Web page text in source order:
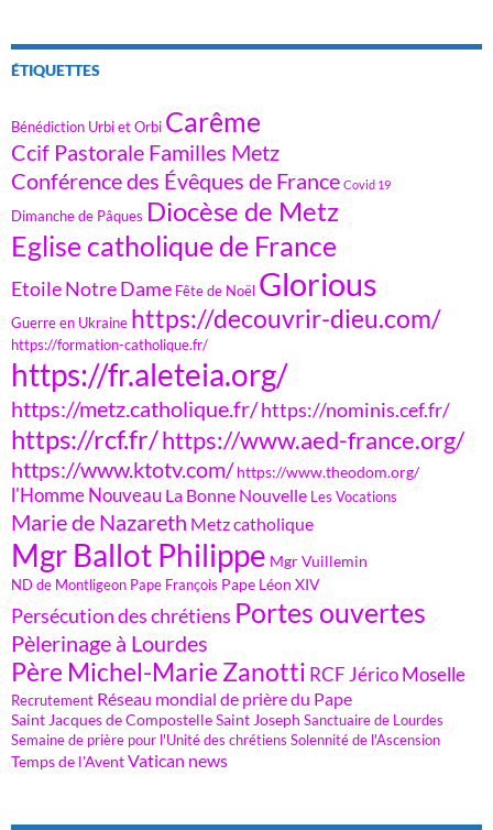
ÉTIQUETTES
Bénédiction Urbi et Orbi Carême
Ccif Pastorale Familles Metz
Conférence des Évêques de France Covid 19
Dimanche de Pâques Diocèse de Metz
Eglise catholique de France
Etoile Notre Dame Fête de Noël Glorious
Guerre en Ukraine https://decouvrir-dieu.com/
https://formation-catholique.fr/
https://fr.aleteia.org/
https://metz.catholique.fr/https://nominis.cef.fr/
https://rcf.fr/https://www.aed-france.org/
https://www.ktotv.com/ https://www.theodom.org/
l'Homme Nouveau La Bonne Nouvelle Les Vocations
Marie de Nazareth Metz catholique
Mgr Ballot Philippe Mgr Vuillemin
ND de Montligeon Pape François Pape Léon XIV
Persécution des chrétiens Portes ouvertes
Pèlerinage à Lourdes
Père Michel-Marie Zanotti RCF Jérico Moselle
Recrutement Réseau mondial de prière du Pape
Saint Jacques de CompostelleSaint Joseph Sanctuaire de Lourdes
Semaine de prière pour l'Unité des chrétiens Solennité de l'Ascension
Temps de l'AventVatican news